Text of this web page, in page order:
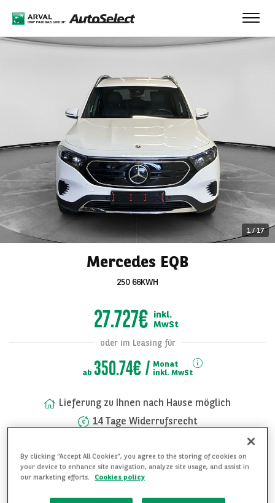
1 /17
Alle Bilder
Mercedes EQB
250 66KWH
27.727€ inkl.
MwSt
oder im Leasing für
ab 350.74€
Monat
inkl. MwSt
Lieferung zu Ihnen nach Hause möglich
14 Tage Widerrufsrecht
+49 (0) 89 744 23 802
By clicking “Accept All Cookies”, you agree to the storing of cookies on
your device to enhance site navigation, analyze site usage, and assist in
our marketing efforts.
Cookies policy